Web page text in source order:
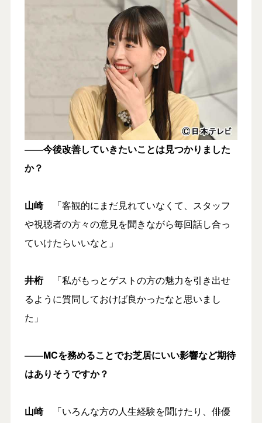
――今後改善していきたいことは見つかりました
か？
山崎
「客観的にまだ見れていなくて、スタッフ
や視聴者の方々の意見を聞きながら毎回話し合っ
ていけたらいいなと」
井桁
「私がもっとゲストの方の魅力を引き出せ
るように質問しておけば良かったなと思いまし
た」
――MCを務めることでお芝居にいい影響など期待
はありそうですか？
山崎
「いろんな方の人生経験を聞けたり、俳優